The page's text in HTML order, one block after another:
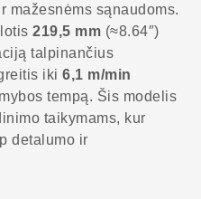
mažesnėms sąnaudoms.
219,5 mm (≈8.64″)
talpinančius
iki 6,1 m/min
tempą. Šis modelis
taikymams, kur
detalumo ir